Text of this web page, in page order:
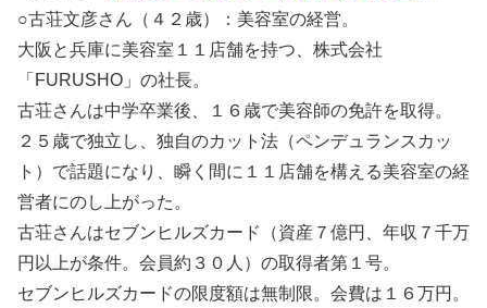
○古荘文彦さん（４２歳）：美容室の経営。
大阪と兵庫に美容室１１店舗を持つ、株式会社
「FURUSHO」の社長。
古荘さんは中学卒業後、１６歳で美容師の免許を取得。
２５歳で独立し、独自のカット法（ペンデュランスカッ
ト）で話題になり、瞬く間に１１店舗を構える美容室の経
営者にのし上がった。
古荘さんはセブンヒルズカード
（資産７億円、年収７千万
円以上が条件。会員約３０人）の取得者第１号。
セブンヒルズカードの限度額は無制限。会費は１６万円。